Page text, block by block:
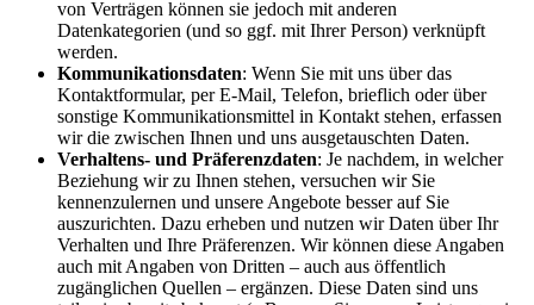
von Verträgen können sie jedoch mit anderen
Datenkategorien (und so ggf. mit Ihrer Person) verknüpft
werden.
Kommunikationsdaten: Wenn Sie mit uns über das
Kontaktformular, per E-Mail, Telefon, brieflich oder über
sonstige Kommunikationsmittel in Kontakt stehen, erfassen
wir die zwischen Ihnen und uns ausgetauschten Daten.
Verhaltens- und Präferenzdaten: Je nachdem, in welcher
Beziehung wir zu Ihnen stehen, versuchen wir Sie
kennenzulernen und unsere Angebote besser auf Sie
auszurichten. Dazu erheben und nutzen wir Daten über Ihr
Verhalten und Ihre Präferenzen. Wir können diese Angaben
auch mit Angaben von Dritten – auch aus öffentlich
zugänglichen Quellen – ergänzen. Diese Daten sind uns